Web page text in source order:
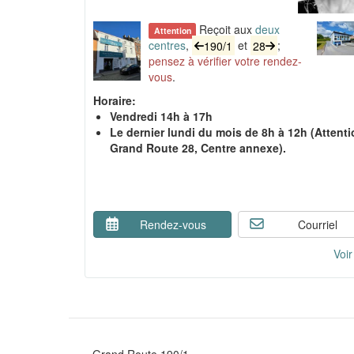
Attention Reçoit aux deux
centres, 190/1 et 28
;
pensez à vérifier votre rendez-
vous.
Horaire:
Vendredi 14h à 17h
Le dernier lundi du mois de 8h à 12h
Grand Route 28, Centre annexe).
Rendez-vous
Courriel